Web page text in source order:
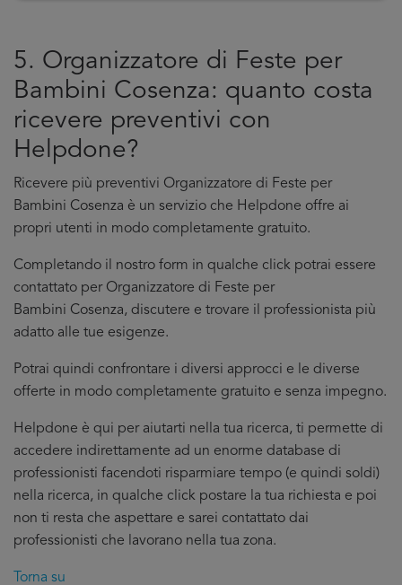
5. Organizzatore di Feste per
Bambini Cosenza: quanto costa
ricevere preventivi con
Helpdone?
Ricevere più preventivi Organizzatore di Feste per
Bambini Cosenza è un servizio che Helpdone offre ai
propri utenti in modo completamente gratuito.
Completando il nostro form in qualche click potrai essere
contattato per Organizzatore di Feste per
Bambini Cosenza, discutere e trovare il professionista più
adatto alle tue esigenze.
Potrai quindi confrontare i diversi approcci e le diverse
offerte in modo completamente gratuito e senza impegno.
Helpdone è qui per aiutarti nella tua ricerca, ti permette di
accedere indirettamente ad un enorme database di
professionisti facendoti risparmiare tempo (e quindi soldi)
nella ricerca, in qualche click postare la tua richiesta e poi
non ti resta che aspettare e sarei contattato dai
professionisti che lavorano nella tua zona.
Torna su